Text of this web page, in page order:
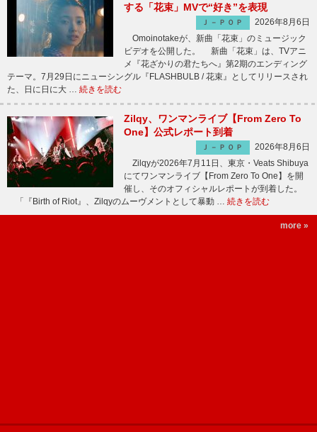
する「花束」MVで“好き”を表現
Ｊ－ＰＯＰ
2026年8月6日
Omoinotakeが、新曲「花束」のミュージック
ビデオを公開した。 新曲「花束」は、TVアニ
メ『花ざかりの君たちへ』第2期のエンディング
テーマ。7月29日にニューシングル『FLASHBULB / 花束』としてリリースされ
た、日に日に大 … 続きを読む
Zilqy、ワンマンライブ【From Zero To
One】公式レポート到着
Ｊ－ＰＯＰ
2026年8月6日
Zilqyが2026年7月11日、東京・Veats Shibuya
にてワンマンライブ【From Zero To One】を開
催し、そのオフィシャルレポートが到着した。
「『Birth of Riot』、Zilqyのムーヴメントとして暴動 … 続きを読む
more »